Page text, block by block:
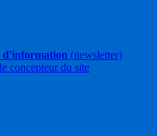
d'information (newsletter)
concepteur du site